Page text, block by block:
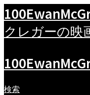
クレガーの映
検索